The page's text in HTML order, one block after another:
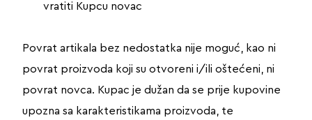
vratiti Kupcu novac
Povrat artikala bez nedostatka nije moguć, kao ni
povrat proizvoda koji su otvoreni i/ili oštećeni, ni
povrat novca. Kupac je dužan da se prije kupovine
upozna sa karakteristikama proizvoda, te